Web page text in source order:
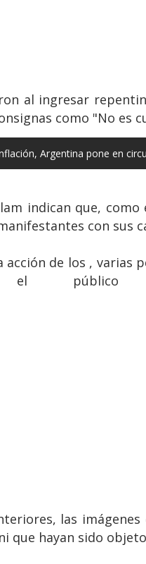
al ingresar
como "No es
Argentina pone en
indican que,
con sus
de los , varias
el
las
que hayan sido